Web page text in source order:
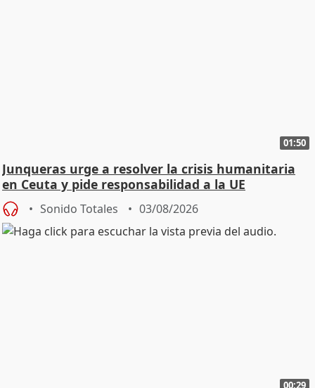
01:50
Junqueras urge a resolver la crisis humanitaria
en Ceuta y pide responsabilidad a la UE
Sonido Totales 03/08/2026
00:29